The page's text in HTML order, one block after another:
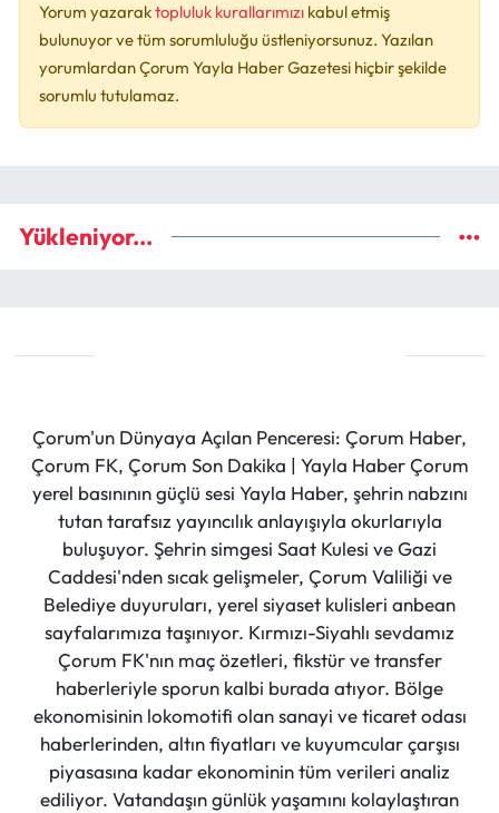
Yorum yazaraktopluluk kurallarımızı kabul etmiş
bulunuyor ve tüm sorumluluğu üstleniyorsunuz. Yazılan
yorumlardan Çorum Yayla Haber Gazetesi hiçbir şekilde
sorumlu tutulamaz.
Yükleniyor...
Çorum'un Dünyaya Açılan Penceresi: Çorum Haber,
Çorum FK, Çorum Son Dakika | Yayla Haber Çorum
yerel basınının güçlü sesi Yayla Haber, şehrin nabzını
tutan tarafsız yayıncılık anlayışıyla okurlarıyla
buluşuyor. Şehrin simgesi Saat Kulesi ve Gazi
Caddesi'nden sıcak gelişmeler, Çorum Valiliği ve
Belediye duyuruları, yerel siyaset kulisleri anbean
sayfalarımıza taşınıyor. Kırmızı-Siyahlı sevdamız
Çorum FK'nın maç özetleri, fikstür ve transfer
haberleriyle sporun kalbi burada atıyor. Bölge
ekonomisinin lokomotifi olan sanayi ve ticaret odası
haberlerinden, altın fiyatları ve kuyumcular çarşısı
piyasasına kadar ekonominin tüm verileri analiz
ediliyor. Vatandaşın günlük yaşamını kolaylaştıran